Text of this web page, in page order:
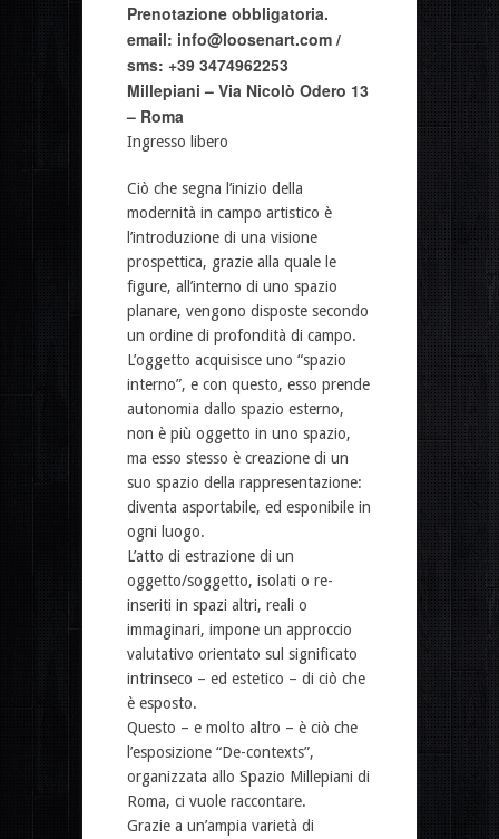
Prenotazione obbligatoria.
email: info@loosenart.com /
sms: +39 3474962253
Millepiani – Via Nicolò Odero 13
– Roma
Ingresso libero
Ciò che segna l’inizio della
modernità in campo artistico è
l’introduzione di una visione
prospettica, grazie alla quale le
figure, all’interno di uno spazio
planare, vengono disposte secondo
un ordine di profondità di campo.
L’oggetto acquisisce uno “spazio
interno”, e con questo, esso prende
autonomia dallo spazio esterno,
non è più oggetto in uno spazio,
ma esso stesso è creazione di un
suo spazio della rappresentazione:
diventa asportabile, ed esponibile in
ogni luogo.
L’atto di estrazione di un
oggetto/soggetto, isolati o re-
inseriti in spazi altri, reali o
immaginari, impone un approccio
valutativo orientato sul significato
intrinseco – ed estetico – di ciò che
è esposto.
Questo – e molto altro – è ciò che
l’esposizione “De-contexts”,
organizzata allo Spazio Millepiani di
Roma, ci vuole raccontare.
Grazie a un’ampia varietà di